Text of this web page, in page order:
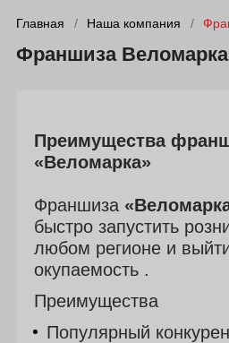
Главная Наша компания
Франшиза Веломарка
Преимущества
«Веломарка»
Франшиза
быстро запустить
любом регионе и
окупаемость .
Преимущества
Популярный